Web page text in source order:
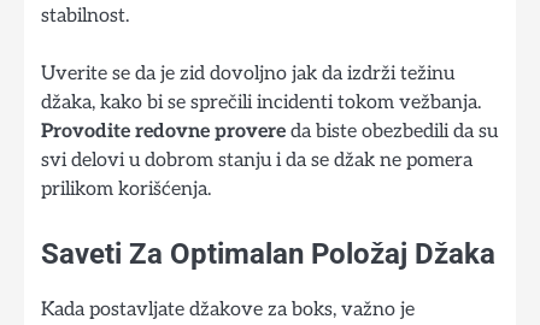
stabilnost.
Uverite se da je zid dovoljno jak da izdrži težinu
džaka, kako bi se sprečili incidenti tokom vežbanja.
Provodite redovne provere da biste obezbedili da su
svi delovi u dobrom stanju i da se džak ne pomera
prilikom korišćenja.
Saveti Za Optimalan Položaj Džaka
Kada postavljate džakove za boks, važno je